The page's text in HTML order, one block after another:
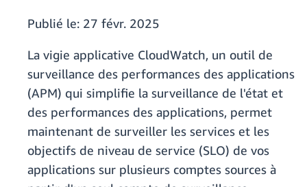
Publié le: 27 févr. 2025
La vigie applicative CloudWatch, un outil de
surveillance des performances des applications
(APM) qui simplifie la surveillance de l'état et
des performances des applications, permet
maintenant de surveiller les services et les
objectifs de niveau de service (SLO) de vos
applications sur plusieurs comptes sources à